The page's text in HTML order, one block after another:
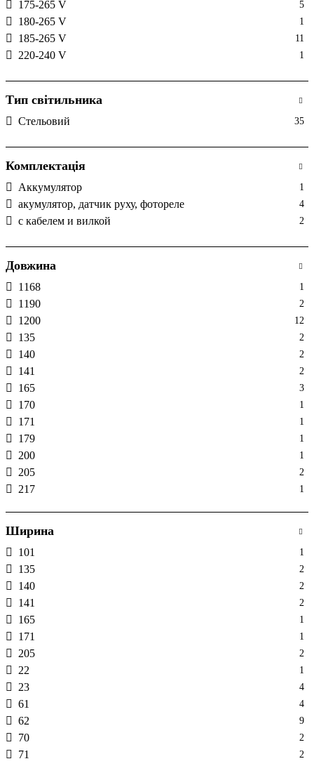
175-265 V 5
180-265 V 1
185-265 V 11
220-240 V 1
Тип світильника
Стельовий 35
Комплектація
Аккумулятор 1
акумулятор, датчик руху, фотореле 4
с кабелем и вилкой 2
Довжина
1168 1
1190 2
1200 12
135 2
140 2
141 2
165 3
170 1
171 1
179 1
200 1
205 2
217 1
568
590 2
600 3
870 1
Ширина
101 1
135 2
140 2
141 2
165 1
171 1
205 2
22 1
23 4
61 4
62 9
70 2
71 2